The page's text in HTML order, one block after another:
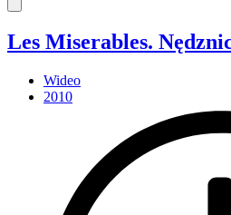
Les Miserables.
Wideo
2010